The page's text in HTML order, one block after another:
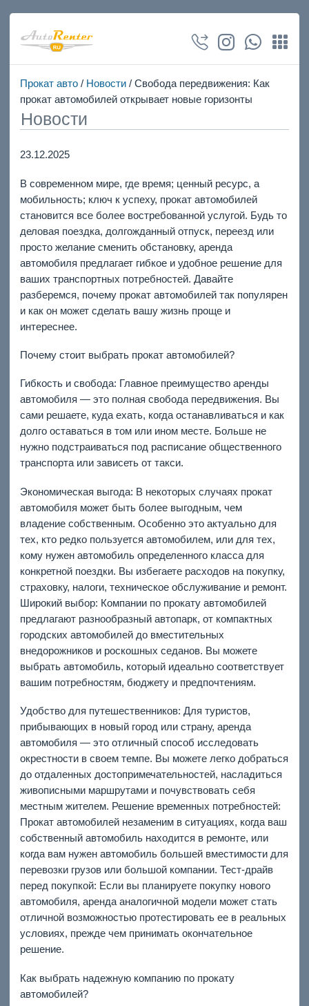
Прокат авто/ Новости/ Свобода передвижения: Как
прокат автомобилей открывает новые горизонты
Новости
23.12.2025
В современном мире, где время; ценный ресурс, а
мобильность; ключ к успеху, прокат автомобилей
становится все более востребованной услугой. Будь то
деловая поездка, долгожданный отпуск, переезд или
просто желание сменить обстановку, аренда
автомобиля предлагает гибкое и удобное решение для
ваших транспортных потребностей. Давайте
разберемся, почему прокат автомобилей так популярен
и как он может сделать вашу жизнь проще и
интереснее.
Почему стоит выбрать прокат автомобилей?
Гибкость и свобода: Главное преимущество аренды
автомобиля — это полная свобода передвижения. Вы
сами решаете, куда ехать, когда останавливаться и как
долго оставаться в том или ином месте. Больше не
нужно подстраиваться под расписание общественного
транспорта или зависеть от такси.
Экономическая выгода: В некоторых случаях прокат
автомобиля может быть более выгодным, чем
владение собственным. Особенно это актуально для
тех, кто редко пользуется автомобилем, или для тех,
кому нужен автомобиль определенного класса для
конкретной поездки. Вы избегаете расходов на покупку,
страховку, налоги, техническое обслуживание и ремонт.
Широкий выбор: Компании по прокату автомобилей
предлагают разнообразный автопарк, от компактных
городских автомобилей до вместительных
внедорожников и роскошных седанов. Вы можете
выбрать автомобиль, который идеально соответствует
вашим потребностям, бюджету и предпочтениям.
Удобство для путешественников: Для туристов,
прибывающих в новый город или страну, аренда
автомобиля — это отличный способ исследовать
окрестности в своем темпе. Вы можете легко добраться
до отдаленных достопримечательностей, насладиться
живописными маршрутами и почувствовать себя
местным жителем. Решение временных потребностей:
Прокат автомобилей незаменим в ситуациях, когда ваш
собственный автомобиль находится в ремонте, или
когда вам нужен автомобиль большей вместимости для
перевозки грузов или большой компании. Тест-драйв
перед покупкой: Если вы планируете покупку нового
автомобиля, аренда аналогичной модели может стать
отличной возможностью протестировать ее в реальных
условиях, прежде чем принимать окончательное
решение.
Как выбрать надежную компанию по прокату
автомобилей?